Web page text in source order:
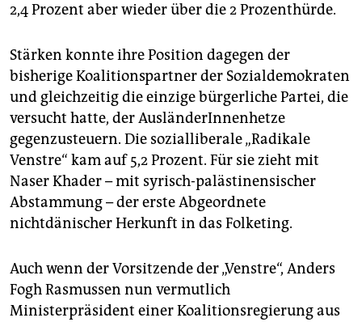
2,4 Prozent aber wieder über die 2 Prozenthürde.
Stärken konnte ihre Position dagegen der
bisherige Koalitionspartner der Sozialdemokraten
und gleichzeitig die einzige bürgerliche Partei, die
versucht hatte, der AusländerInnenhetze
gegenzusteuern. Die sozialliberale „Radikale
Venstre“ kam auf 5,2 Prozent. Für sie zieht mit
Naser Khader – mit syrisch-palästinensischer
Abstammung – der erste Abgeordnete
nichtdänischer Herkunft in das Folketing.
Auch wenn der Vorsitzende der „Venstre“, Anders
Fogh Rasmussen nun vermutlich
Ministerpräsident einer Koalitionsregierung aus